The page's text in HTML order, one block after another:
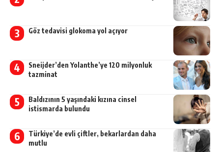
Göz tedavisi glokoma yol açıyor
Sneijder’den Yolanthe’ye 120 milyonluk
tazminat
Baldızının 5 yaşındaki kızına cinsel
istismarda bulundu
Türkiye’de evli çiftler, bekarlardan daha
mutlu